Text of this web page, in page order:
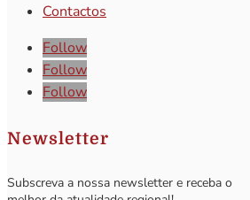
Contactos
Follow
Follow
Follow
Newsletter
Subscreva a nossa newsletter e receba o